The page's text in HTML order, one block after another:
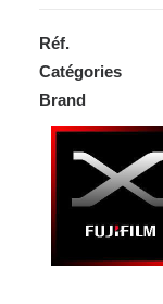
1,4
R
LM
WR
Réf.
Catégories
Brand